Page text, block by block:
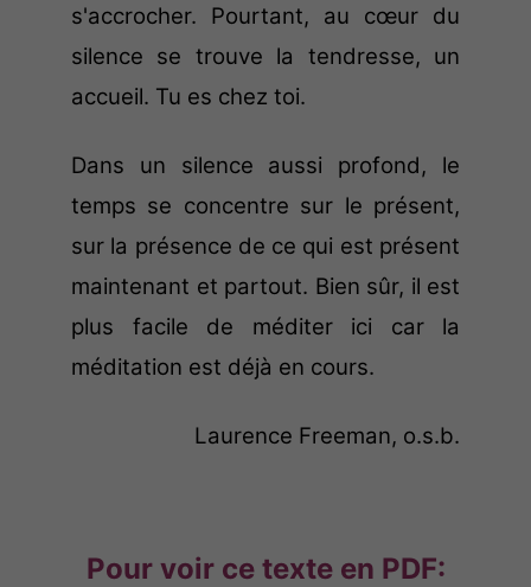
s'accrocher. Pourtant, au cœur du
silence se trouve la tendresse, un
accueil. Tu es chez toi.
Dans un silence aussi profond, le
temps se concentre sur le présent,
sur la présence de ce qui est présent
maintenant et partout. Bien sûr, il est
plus facile de méditer ici car la
méditation est déjà en cours.
Laurence Freeman, o.s.b.
Pour voir ce texte en PDF: